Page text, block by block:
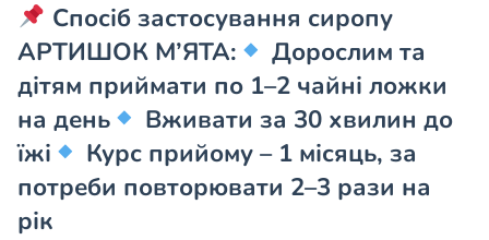
Спосіб застосування сиропу
АРТИШОК М’ЯТА:
Дорослим та
дітям приймати по 1–2 чайні ложки
на день
Вживати за 30 хвилин до
їжі
Курс прийому – 1 місяць, за
потреби повторювати 2–3 рази на
рік